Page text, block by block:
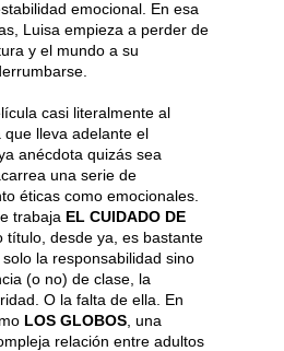
emocional. En esa
Luisa empieza a perder de
y el mundo a su
casi literalmente al
que lleva adelante el
anécdota quizás sea
una serie de
éticas como emocionales.
trabaja EL CUIDADO DE
título, desde ya, es bastante
la responsabilidad sino
(o no) de clase, la
O la falta de ella. En
LOS GLOBOS , una
relación entre adultos